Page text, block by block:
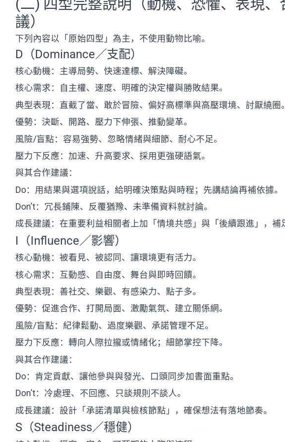
(二) 四型完整說明（動機、恐懼、表現、
議）
下列內容以「原始四型」為主，不使用動物比喻。
D（Dominance／支配）
核心動機：主導局勢、快速達標、解決障礙。
核心需求：自主權、速度、明確的決定權與勝敗結果。
典型表現：直截了當、敢於冒險、偏好高標準與高壓環境、討厭繞圈。
優勢：決斷、開路、壓力下伸張、推動變革。
風險/盲點：容易強勢、忽略情緒與細節、耐心不足。
壓力下反應：加速、升高要求、採用更強硬語氣。
與其合作建議：
Do：用結果與選項說話，給明確決策點與時程；先講結論再補依據。
Don’t：冗長鋪陳、反覆猶豫、未準備資料就討論。
成長建議：在重要利益相關者上加「情境共感」與「後續跟進」，補
I（Influence／影響）
核心動機：被看見、被認同、讓環境更有活力。
核心需求：互動感、自由度、舞台與即時回饋。
典型表現：善社交、樂觀、有感染力、點子多。
優勢：促進合作、打開局面、激勵氣氛、建立關係網。
風險/盲點：紀律鬆動、過度樂觀、承諾管理不足。
壓力下反應：轉向人際拉攏或情緒化；細節掌控下降。
與其合作建議：
Do：肯定貢獻、讓他參與與發光、口頭同步加書面重點。
Don’t：冷處理、不回應、只談規則不談人。
成長建議：設計「承諾清單與檢核節點」，確保想法有落地節奏。
S（Steadiness／穩健）